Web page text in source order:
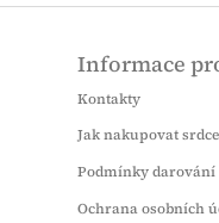
Informace
Kontakty
Jak nakupovat
Podmínky darování
Ochrana osobních